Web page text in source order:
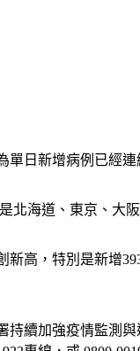
單日新增病例已經連
北海道、東京、大
新高，特別是新增
持續加強疫情監測與